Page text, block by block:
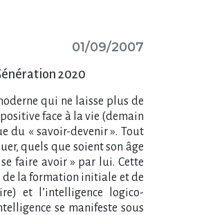
01/09/2007
2020
qui ne laisse plus de
face à la vie (demain
du « savoir-devenir ». Tout
quels que soient son âge
faire avoir » par lui. Cette
la formation initiale et de
et l’intelligence logico-
se manifeste sous